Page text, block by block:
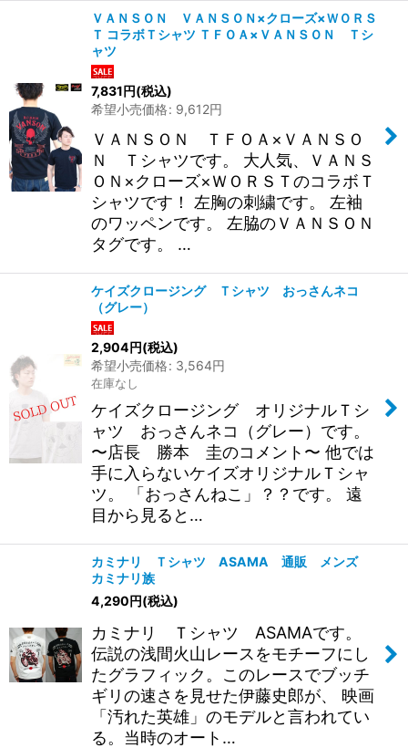
ＶＡＮＳＯＮ ＶＡＮＳＯＮ×クローズ×ＷＯＲＳ
Ｔ コラボＴシャツ ＴＦＯＡ×ＶＡＮＳＯＮ Ｔシ
ャツ
7,831円(税込)
希望小売価格: 9,612円
ＶＡＮＳＯＮ ＴＦＯＡ×ＶＡＮＳＯ
Ｎ Ｔシャツです。 大人気、ＶＡＮＳ
ＯＮ×クローズ×ＷＯＲＳＴのコラボＴ
シャツです！ 左胸の刺繍です。 左袖
のワッペンです。 左脇のＶＡＮＳＯＮ
タグです。 …
ケイズクロージング Ｔシャツ おっさんネコ
（グレー）
2,904円(税込)
希望小売価格: 3,564円
在庫なし
ケイズクロージング オリジナルＴシ
ャツ おっさんネコ（グレー）です。
〜店長 勝本 圭のコメント〜 他では
手に入らないケイズオリジナルＴシャ
ツ。 「おっさんねこ」？？です。 遠
目から見ると…
カミナリ Ｔシャツ ASAMA 通販 メンズ
カミナリ族
4,290円(税込)
カミナリ Ｔシャツ ASAMAです。
伝説の浅間火山レースをモチーフにし
たグラフィック。このレースでブッチ
ギリの速さを見せた伊藤史郎が、 映画
「汚れた英雄」のモデルと言われてい
る。当時のオート…